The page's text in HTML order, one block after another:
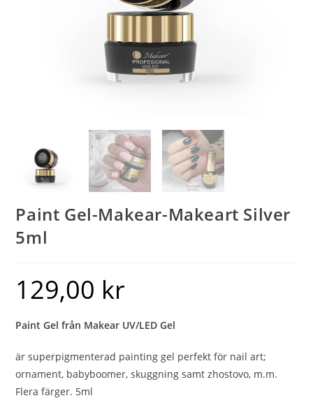
Paint Gel-Makear-Makeart Silver
5ml
129,00 kr
Paint Gel från Makear UV/LED Gel
är superpigmenterad painting gel perfekt för nail art;
ornament, babyboomer, skuggning samt zhostovo, m.m.
Flera färger. 5ml